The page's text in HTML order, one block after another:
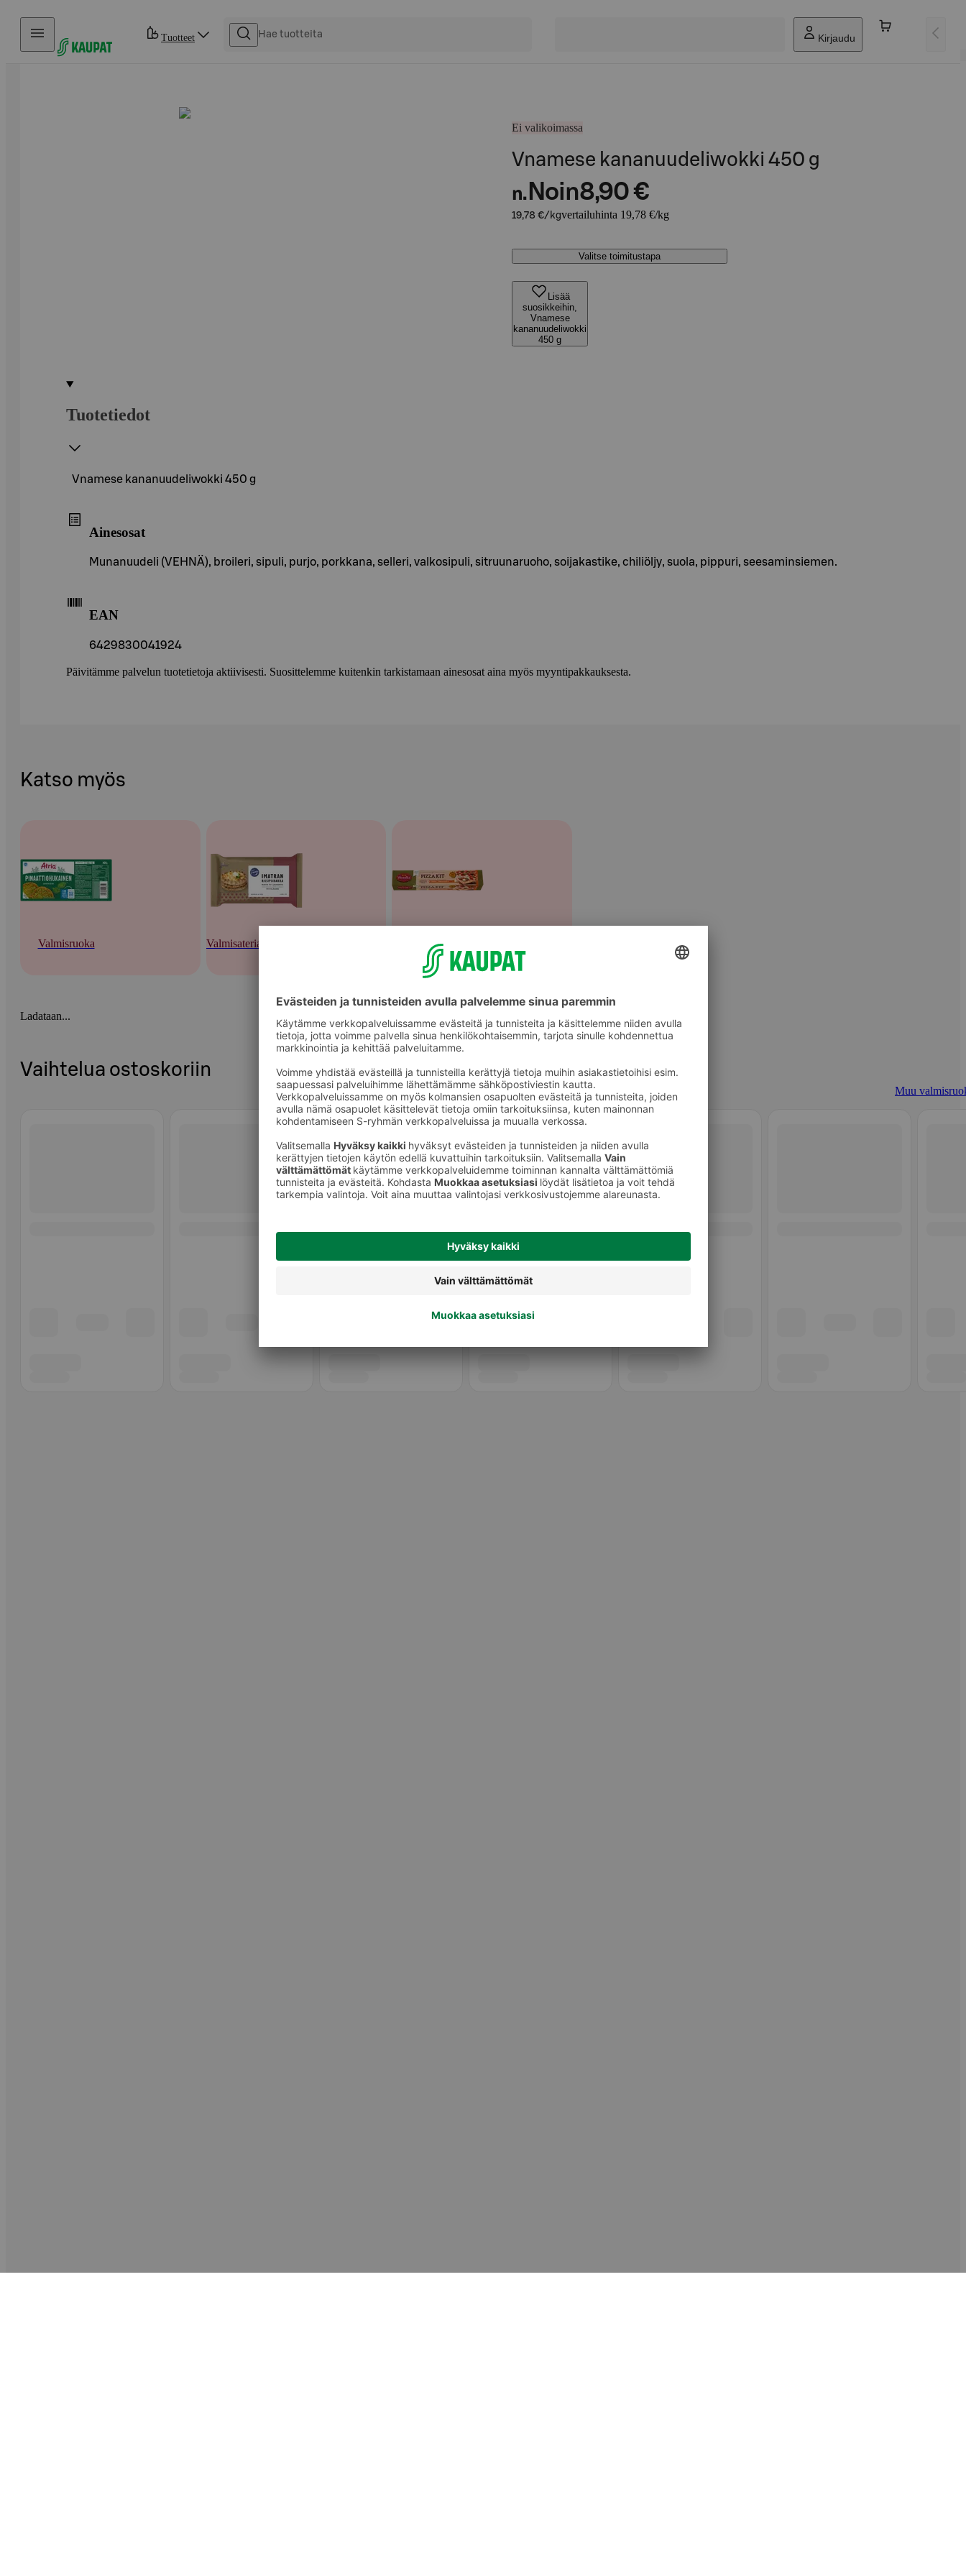
Hyppää sisältöön
Tuotteet Kirjaudu
Ei valikoimassa
Vnamese kananuudeliwokki 450 g
n. Noin8,90 €
19,78 €/kgvertailuhinta 19,78 €/kg
Valitse toimitustapa
Lisää
suosikkeihin,
Vnamese
kananuudeliwokki
450 g
Tuotetiedot
Vnamese kananuudeliwokki 450 g
Ainesosat
Munanuudeli (VEHNÄ), broileri, sipuli, purjo, porkkana, selleri, valkosipuli, sitruunaruoho, soijakastike, chiliöljy, suola, pippuri, seesaminsiemen.
EAN
6429830041924
Päivitämme palvelun tuotetietoja aktiivisesti. Suosittelemme kuitenkin tarkistamaan ainesosat aina myös myyntipakkauksesta.
Katso myös
Valmisruoka Valmisateriat ja -keitot Muu valmisruoka
Ladataan...
Vaihtelua ostoskoriin
Muu